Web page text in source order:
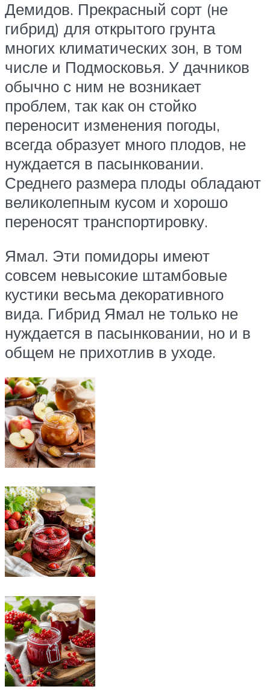
Демидов. Прекрасный сорт (не
гибрид) для открытого грунта
многих климатических зон, в том
числе и Подмосковья. У дачников
обычно с ним не возникает
проблем, так как он стойко
переносит изменения погоды,
всегда образует много плодов, не
нуждается в пасынковании.
Среднего размера плоды обладают
великолепным кусом и хорошо
переносят транспортировку.
Ямал. Эти помидоры имеют
совсем невысокие штамбовые
кустики весьма декоративного
вида. Гибрид Ямал не только не
нуждается в пасынковании, но и в
общем не прихотлив в уходе.